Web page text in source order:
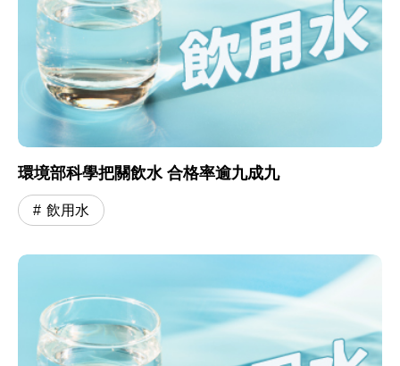
環境部科學把關飲水 合格率逾九成九
飲用水